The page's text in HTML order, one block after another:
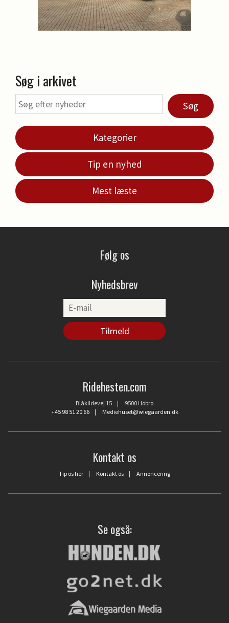
Søg i arkivet
Søg
Kategorier
Tip en nyhed
Mest læste
Følg os
Nyhedsbrev
Ridehesten.com
Blåkildevej 15 | 9500 Hobro
+45 98 51 20 66| Mediehuset@wiegaarden.dk
Kontakt os
Tip os her | Kontakt os | Annoncering
Se også: